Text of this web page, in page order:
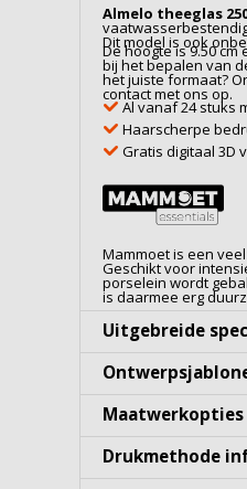
Almelo theeglas
Dit model is ook
De hoogte is 9.50
bij het bepalen van
het juiste formaat?
contact met ons op.
Al vanaf 24 stuks
Haarscherpe
Gratis digitaal 3D
Mammoet is een
Geschikt voor
porselein wordt
is daarmee erg
Uitgebreide
Maatwerkopties
Drukmethode